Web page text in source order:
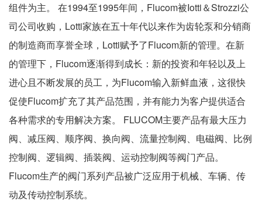
组件为主。 在1994至1995年间，Flucom被Iotti＆Strozzi公
司公司收购，Lotti家族在五十年代以来作为齿轮泵和分销商
的制造商而享誉全球，Lotti赋予了Flucom新的管理。在新
的管理下，Flucom逐渐得到成长：新的投资和年轻以及上
进心且不断发展的员工，为Flucom输入新鲜血液，这很快
促使Flucom扩充了其产品范围，并有能力为客户提供适合
各种需求的专用解决方案。 FLUCOM主要产品有最大压力
阀、减压阀、顺序阀、换向阀、流量控制阀、电磁阀、比例
控制阀、逻辑阀、插装阀、运动控制阀等阀门产品。
Flucom生产的阀门系列产品被广泛应用于机械、车辆、传
动及传动控制系统。